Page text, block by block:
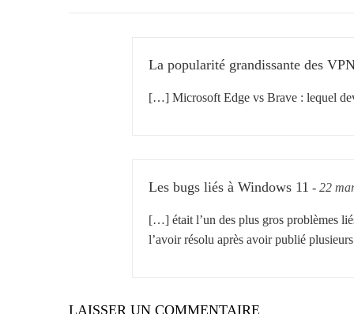
La popularité grandissante des
[…] Microsoft Edge vs Brave : lequel
Les bugs liés à Windows 11 - 22
[…] était l’un des plus gros problèmes
l’avoir résolu après avoir publié
LAISSER UN COMMENTAIRE